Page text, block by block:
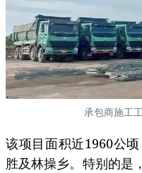
承包商施工
该项目面积近1960公
胜及林操乡。特别的是